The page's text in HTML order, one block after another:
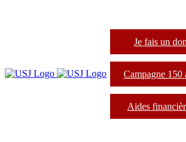
Je fais un don
Campagne 150
Aides